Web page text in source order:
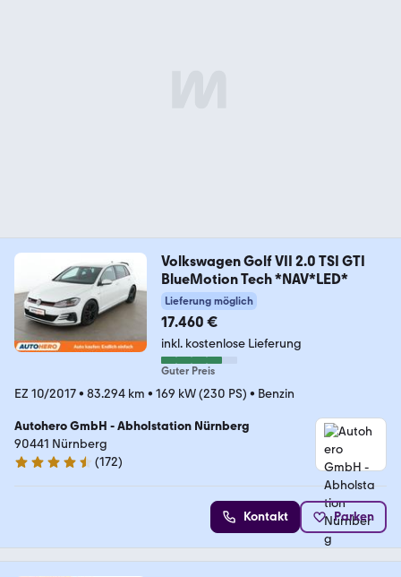
Volkswagen Golf VII 2.0 TSI GTI
BlueMotion Tech *NAV*LED*
Lieferung möglich
17.460 €
inkl. kostenlose Lieferung
Guter Preis
EZ 10/2017• 83.294 km • 169 kW (230 PS) • Benzin
Autohero GmbH - Abholstation Nürnberg
90441 Nürnberg
4.5 Sterne
(172)
Kontakt Parken